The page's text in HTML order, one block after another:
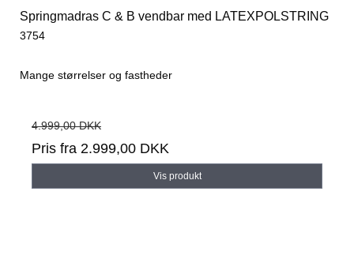
Springmadras C & B vendbar med LATEXPOLSTRING
3754
Mange størrelser og fastheder
4.999,00 DKK
Pris fra 2.999,00 DKK
Vis produkt